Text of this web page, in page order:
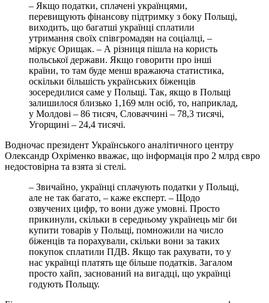
– Якщо податки, сплаченi українцями,
перевищують фiнансову пiдтримку з боку Польщi,
виходить, що багатшi українцi сплатили
утримання своїх спiвгромадян на соцiалцi, –
мiркує Орищак. – А рiзниця пiшла на користь
польської держави. Якщо говорити про iншi
країни, то там буде менш вражаюча статистика,
оскiльки бiльшiсть українських бiженцiв
зосередилися саме у Польщi. Так, якщо в Польщi
залишилося близько 1,169 млн осiб, то, наприклад,
у Молдовi – 86 тисяч, Словаччинi – 78,3 тисячi,
Угорщинi – 24,4 тисячi.
Водночас президент Українського аналiтичного центру
Олександр Охрiменко вважає, що iнформацiя про 2 млрд євро
недостовiрна та взята зi стелi.
– Звичайно, українцi сплачують податки у Польщi,
але не так багато, – каже експерт. – Щодо
озвучених цифр, то вони дуже умовнi. Просто
прикинули, скiльки в середньому українець мiг би
купити товарiв у Польщi, помножили на число
бiженцiв та порахували, скiльки вони за таких
покупок сплатили ПДВ. Якщо так рахувати, то у
нас українцi платять ще бiльше податкiв. Загалом
просто хайп, заснований на вигадцi, що українцi
годують Польщу.